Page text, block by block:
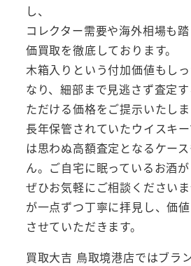
し、
コレクター需要や海外相場も
価買取を徹底しております。
木箱入りという付加価値もし
なり、細部まで見逃さず査定
ただける価格をご提示いたしま
長年保管されていたウイスキ
は思わぬ高額査定となるケー
ん。ご自宅に眠っているお酒が
ぜひお気軽にご相談ください
が一点ずつ丁寧に拝見し、価
させていただきます。
買取大吉 鳥取境港店ではブラ